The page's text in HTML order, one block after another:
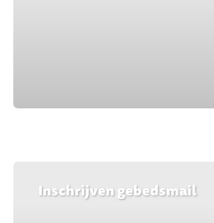
Inschrijven gebedsmail